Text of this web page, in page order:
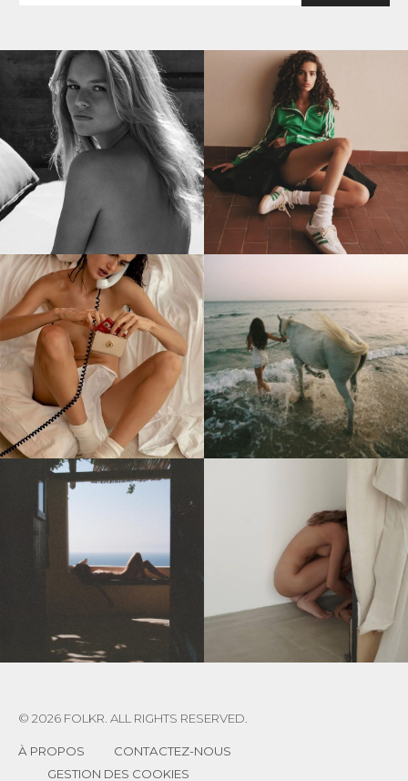
© 2026 FOLKR. ALL RIGHTS RESERVED.
À PROPOS
CONTACTEZ-NOUS
GESTION DES COOKIES